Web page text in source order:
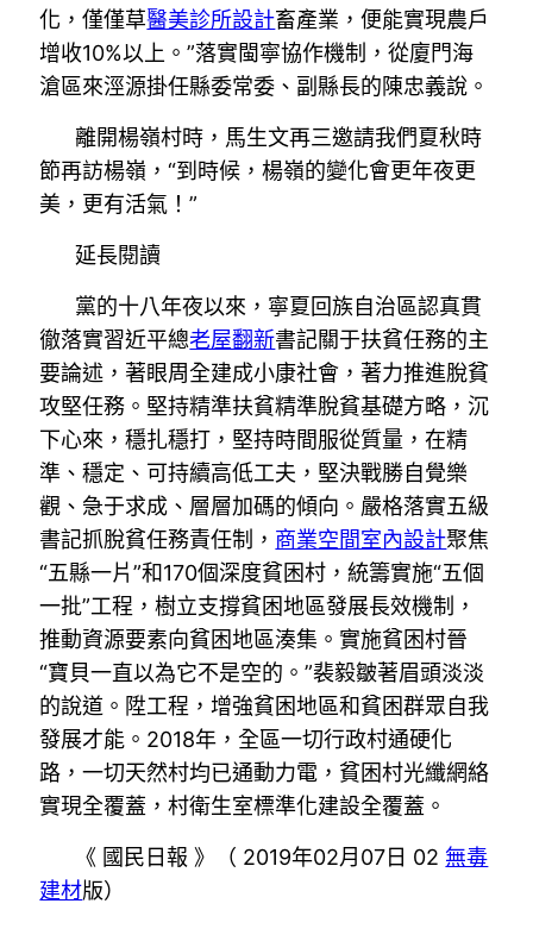
化，僅僅草醫美診所設計畜產業，便能實現農戶
增收10%以上。”落實閩寧協作機制，從廈門海
滄區來涇源掛任縣委常委、副縣長的陳忠義說。
離開楊嶺村時，馬生文再三邀請我們夏秋時
節再訪楊嶺，“到時候，楊嶺的變化會更年夜更
美，更有活氣！”
延長閱讀
黨的十八年夜以來，寧夏回族自治區認真貫
徹落實習近平總老屋翻新書記關于扶貧任務的主
要論述，著眼周全建成小康社會，著力推進脫貧
攻堅任務。堅持精準扶貧精準脫貧基礎方略，沉
下心來，穩扎穩打，堅持時間服從質量，在精
準、穩定、可持續高低工夫，堅決戰勝自覺樂
觀、急于求成、層層加碼的傾向。嚴格落實五級
書記抓脫貧任務責任制， 商業空間室內設計聚焦
“五縣一片”和170個深度貧困村，統籌實施“五個
一批”工程，樹立支撐貧困地區發展長效機制，
推動資源要素向貧困地區湊集。實施貧困村晉
“寶貝一直以為它不是空的。”裴毅皺著眉頭淡淡
的說道。陞工程，增強貧困地區和貧困群眾自我
發展才能。2018年，全區一切行政村通硬化
路，一切天然村均已通動力電，貧困村光纖網絡
實現全覆蓋，村衛生室標準化建設全覆蓋。
《 國民日報 》（ 2019年02月07日 02 無毒
建材版）